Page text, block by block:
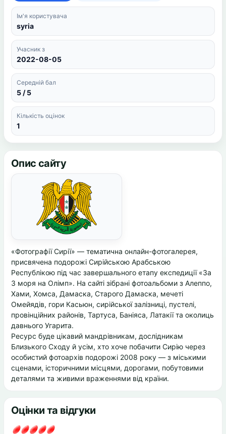
Ім'я користувача
syria
Учасник з
2022-08-05
Середній бал
5 / 5
Кількість оцінок
1
Опис сайту
«Фотографії Сирії» — тематична онлайн-фотогалерея,
присвячена подорожі Сирійською Арабською
Республікою під час завершального етапу експедиції «За
3 моря на Олімп». На сайті зібрані фотоальбоми з Алеппо,
Хами, Хомса, Дамаска, Старого Дамаска, мечеті
Омейядів, гори Касьюн, сирійської залізниці, пустелі,
провінційних районів, Тартуса, Баніяса, Латакії та околиць
давнього Угарита.
Ресурс буде цікавий мандрівникам, дослідникам
Близького Сходу й усім, хто хоче побачити Сирію через
особистий фотоархів подорожі 2008 року — з міськими
сценами, історичними місцями, дорогами, побутовими
деталями та живими враженнями від країни.
Оцінки та відгуки